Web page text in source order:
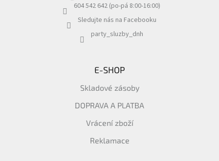
604 542 642 (po-pá 8:00-16:00)
Sledujte nás na Facebooku
party_sluzby_dnh
E-SHOP
Skladové zásoby
DOPRAVA A PLATBA
Vrácení zboží
Reklamace